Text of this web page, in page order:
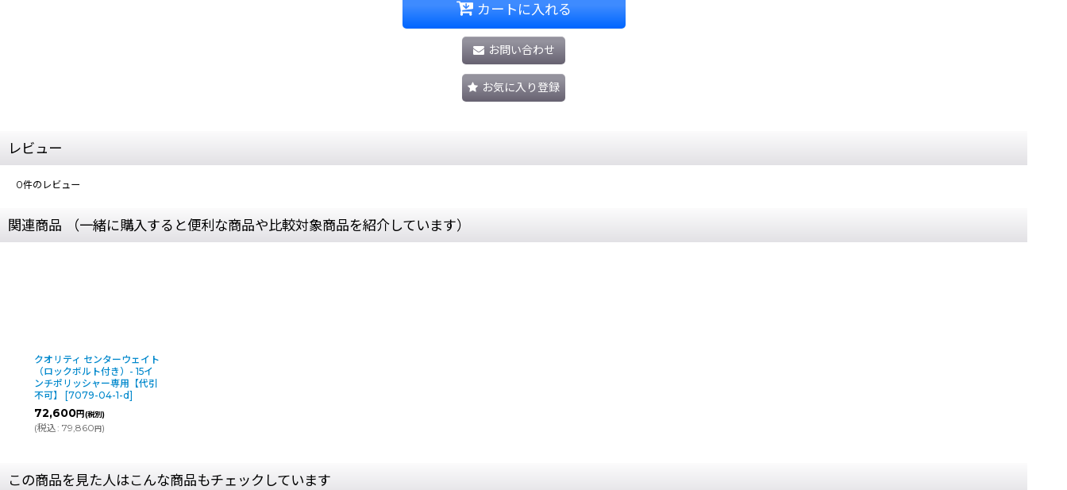
カートに入れる
お問い合わせ
お気に入り登録
レビュー
0件のレビュー
関連商品 （一緒に購入すると便利な商品や比較対象商品を紹介しています）
クオリティ センターウェイト
（ロックボルト付き）- 15イ
ンチポリッシャー専用【代引
不可】
[7079-04-1-d]
72,600円(税別)
(税込: 79,860円)
この商品を見た人はこんな商品もチェックしています